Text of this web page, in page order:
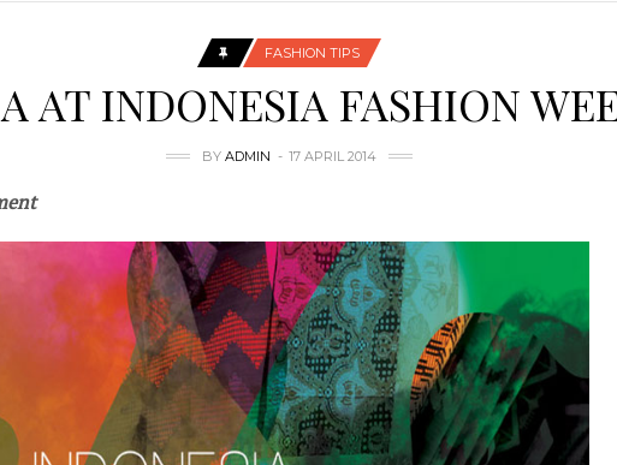
FASHION TIPS
AT INDONESIA FASHION
BY ADMIN 17 APRIL 2014